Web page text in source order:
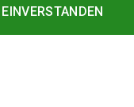
EINVERSTANDEN